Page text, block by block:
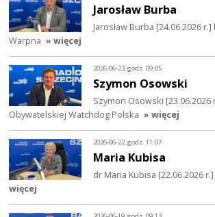
Jarosław Burba
Jarosław Burba [24.06.2026
Warpna » więcej
2026-06-23, godz. 09:05
Szymon Osowski
Szymon Osowski [23.06.2026
Obywatelskiej Watchdog Polska » więcej
2026-06-22, godz. 11:07
Maria Kubisa
dr Maria Kubisa [22.06.2026
więcej